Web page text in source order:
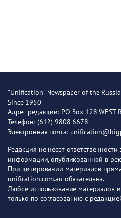
"Unification" Newspaper of the
Since 1950
Адрес редакции: PO Box 128 WEST
Телефон: (612) 9808 6678
Электронная почта:
Редакция не несет ответственности
информации, опубликованной в
При цитировании материалов
unification.com.au обязательна.
Любое использование материалов
только по согласованию с